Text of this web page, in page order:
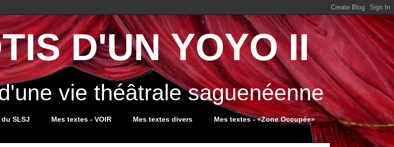
D'UN YOYO II
vie théâtrale saguenéenne
SLSJ Mes textes - VOIR Mes textes divers Mes textes - «Zone Occupée»